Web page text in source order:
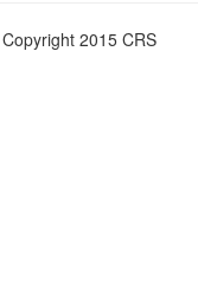
2015 CRS